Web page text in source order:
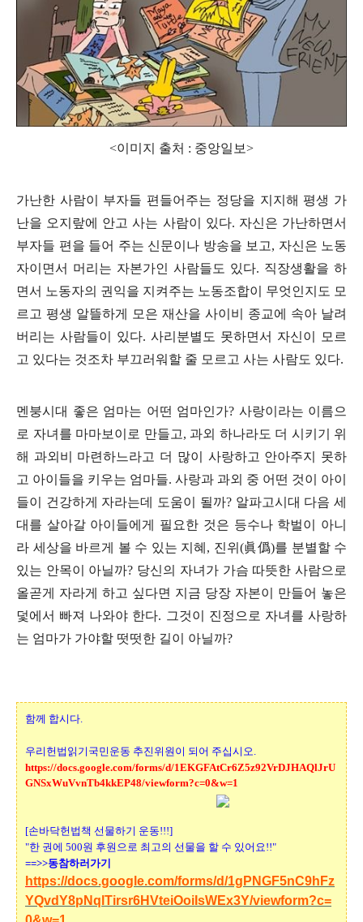
<이미지 출처 : 중앙일보>
가난한 사람이 부자들 편들어주는 정당을 지지해 평생 가
난을 오지랖에 안고 사는 사람이 있다. 자신은 가난하면서
부자들 편을 들어 주는 신문이나 방송을 보고, 자신은 노동
자이면서 머리는 자본가인 사람들도 있다. 직장생활을 하
면서 노동자의 권익을 지켜주는 노동조합이 무엇인지도 모
르고 평생 알뜰하게 모은 재산을 사이비 종교에 속아 날려
버리는 사람들이 있다. 사리분별도 못하면서 자신이 모르
고 있다는 것조차 부끄러워할 줄 모르고 사는 사람도 있다.
멘붕시대 좋은 엄마는 어떤 엄마인가? 사랑이라는 이름으
로 자녀를 마마보이로 만들고, 과외 하나라도 더 시키기 위
해 과외비 마련하느라고 더 많이 사랑하고 안아주지 못하
고 아이들을 키우는 엄마들. 사랑과 과외 중 어떤 것이 아이
들이 건강하게 자라는데 도움이 될까? 알파고시대 다음 세
대를 살아갈 아이들에게 필요한 것은 등수나 학벌이 아니
라 세상을 바르게 볼 수 있는 지혜 , 진위 (眞僞)를 분별할 수
있는 안목이 아닐까? 당신의 자녀가 가슴 따뜻한 사람으로
올곧게 자라게 하고 싶다면 지금 당장 자본이 만들어 놓은
덫에서 빠져 나와야 한다. 그것이 진정으로 자녀를 사랑하
는 엄마가 가야할 떳떳한 길이 아닐까?
함께 합시다.
우리헌법읽기국민운동 추진위원이 되어 주십시오.
https://docs.google.com/forms/d/1EKGFAtCr6Z5z92VrDJHAQlJrU
GNSxWuVvnTb4kkEP48/viewform?c=0&w=1
[손바닥헌법책 선물하기 운동!!!]
"한 권에 500원 후원으로 최고의 선물을 할 수 있어요!!"
==>>동참하러가기
https://docs.google.com/forms/d/1gPNGF5nC9hFz
YQvdY8pNqlTirsr6HVteiOoiIsWEx3Y/viewform?c=